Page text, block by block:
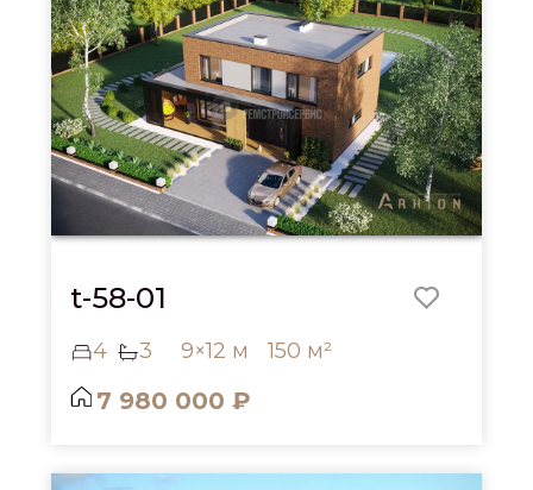
t-58-01
4 3 9×12 м 150 м²
7 980 000 ₽